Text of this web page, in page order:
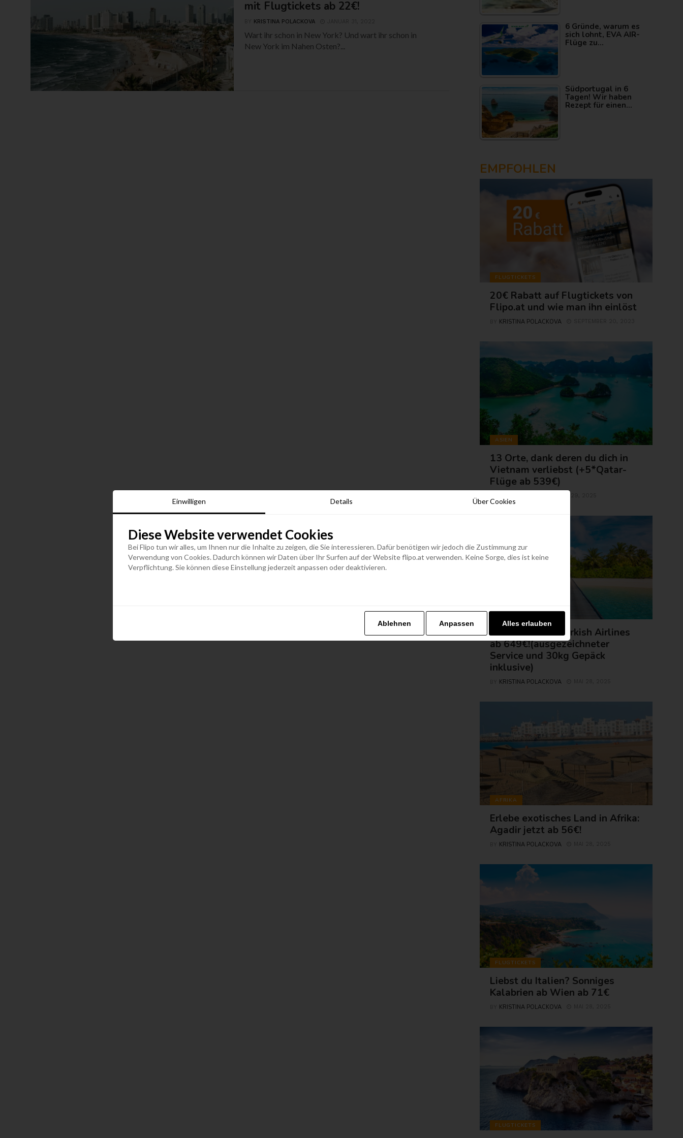
mit Flugtickets ab 22€!
KRISTINA POLACKOVA
Wart ihr schon in New York? Und wart ihr schon in
New York im Nahen Osten?...
6 Gründe, warum es
sich lohnt, EVA AIR-
Flüge zu…
Südportugal in 6
Tagen! Wir haben
Rezept für einen…
EMPFOHLEN
FLUGTICKETS
20€ Rabatt auf Flugtickets von
Flipo.at und wie man ihn einlöst
KRISTINA POLACKOVA
ASIEN
13 Orte, dank deren du dich in
Vietnam verliebst (+5*Qatar-
Flüge ab 539€)
FLUGTICKETS
Malediven mit Turkish Airlines
ab 649€!(ausgezeichneter
Service und 30kg Gepäck
inklusive)
KRISTINA POLACKOVA
AFRIKA
Erlebe exotisches Land in Afrika:
Agadir jetzt ab 56€!
KRISTINA POLACKOVA
FLUGTICKETS
Liebst du Italien? Sonniges
Kalabrien ab Wien ab 71€
KRISTINA POLACKOVA
FLUGTICKETS
Einwilligen Details Über Cookies
Diese Website verwendet Cookies
Bei Flipo tun wir alles, um Ihnen nur die Inhalte zu zeigen, die Sie interessieren. Dafür benötigen wir jedoch die Zustimmung zur
Verwendung von Cookies. Dadurch können wir Daten über Ihr Surfen auf der Website flipo.at verwenden. Keine Sorge, dies ist keine
Verpflichtung. Sie können diese Einstellung jederzeit anpassen oder deaktivieren.
Ablehnen Anpassen Alles erlauben